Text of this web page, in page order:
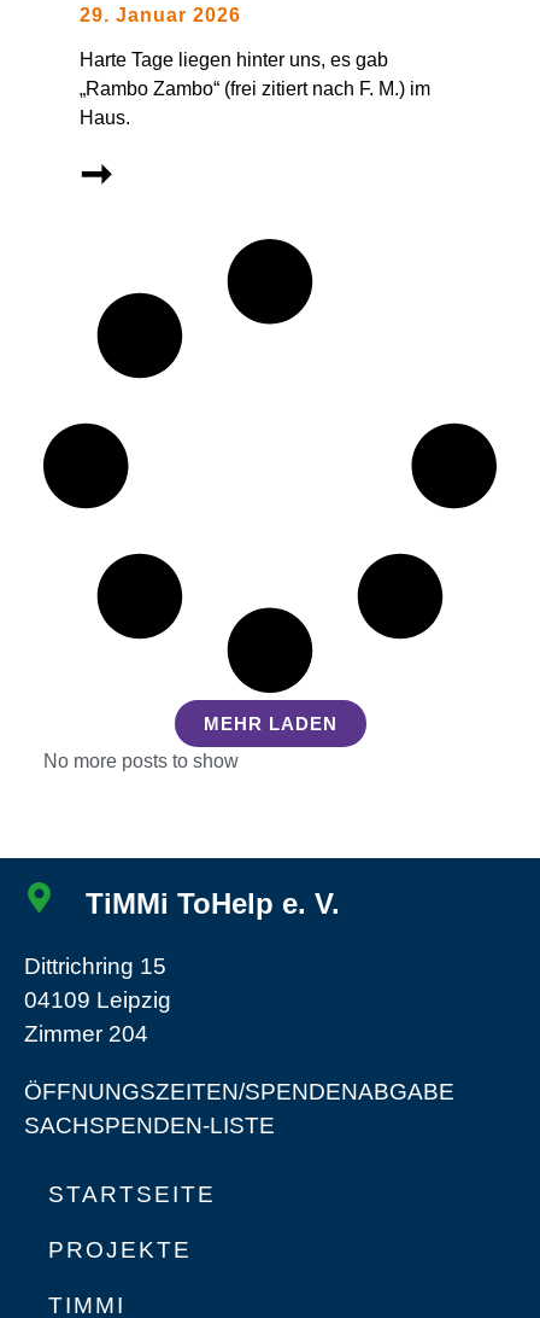
29. Januar 2026
Harte Tage liegen hinter uns, es gab
„Rambo Zambo“ (frei zitiert nach F. M.) im
Haus.
➞
MEHR LADEN
No more posts to show
TiMMi ToHelp e. V.
Dittrichring 15
04109 Leipzig
Zimmer 204
ÖFFNUNGSZEITEN/SPENDENABGABE
SACHSPENDEN-LISTE
STARTSEITE
PROJEKTE
TIMMI